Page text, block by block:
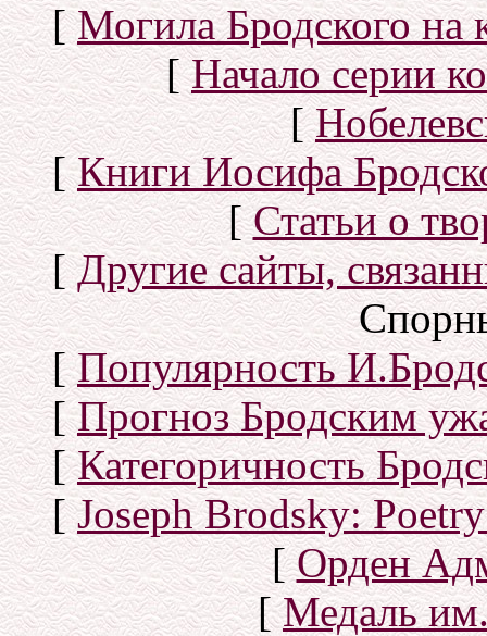
[Могила Бродского
[Начало серии
[
[Книги Иосифа
[Статьи о
[Другие сайты,
[Популярность
[Прогноз Бродским
[Категоричность
[Joseph Brodsky:
[Орден
[Медаль